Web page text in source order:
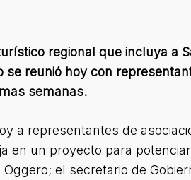
regional que incluya a
se reunió hoy con
semanas.
a representantes de
en un proyecto para
el secretario de